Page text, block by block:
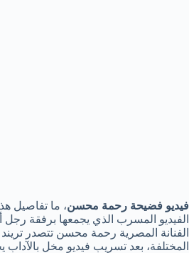
فيديو فضيحة رحمة محسن، ما تفاصيل
الفيديو المسرب الذي يجمعها برفقة
الفنانة المصرية رحمة محسن تتصدر
المختلفة، بعد تسريب فيديو مخل